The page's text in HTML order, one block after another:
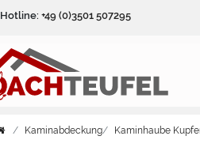
Hotline: +49 (0)3501 507295
Kaminabdeckung Kaminhaube